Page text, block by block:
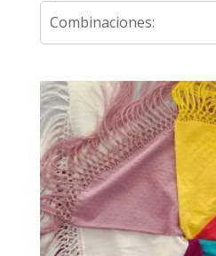
Combinaciones: